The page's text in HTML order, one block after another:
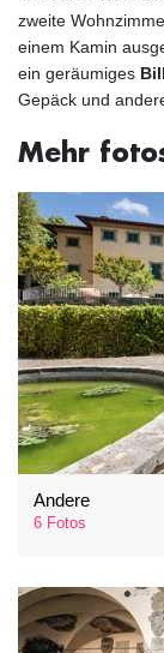
zweite
einem Kamin
ein geräumiges
Gepäck und
Mehr
Andere
6 Fotos